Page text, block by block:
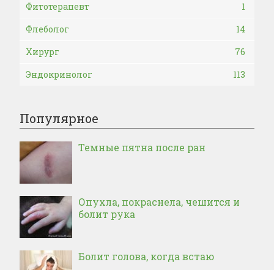
Фитотерапевт
1
Флеболог
14
Хирург
76
Эндокринолог
113
Популярное
Темные пятна после ран
Опухла, покраснела, чешится и
болит рука
Болит голова, когда встаю